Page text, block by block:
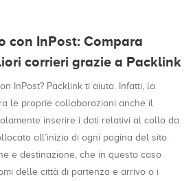
con InPost: Compara
corrieri grazie a Packlink
InPost? Packlink ti aiuta. Infatti, la
le proprie collaborazioni anche il
inserire i dati relativi al collo da
all’inizio di ogni pagina del sito.
e destinazione, che in questo caso
delle città di partenza e arrivo o i